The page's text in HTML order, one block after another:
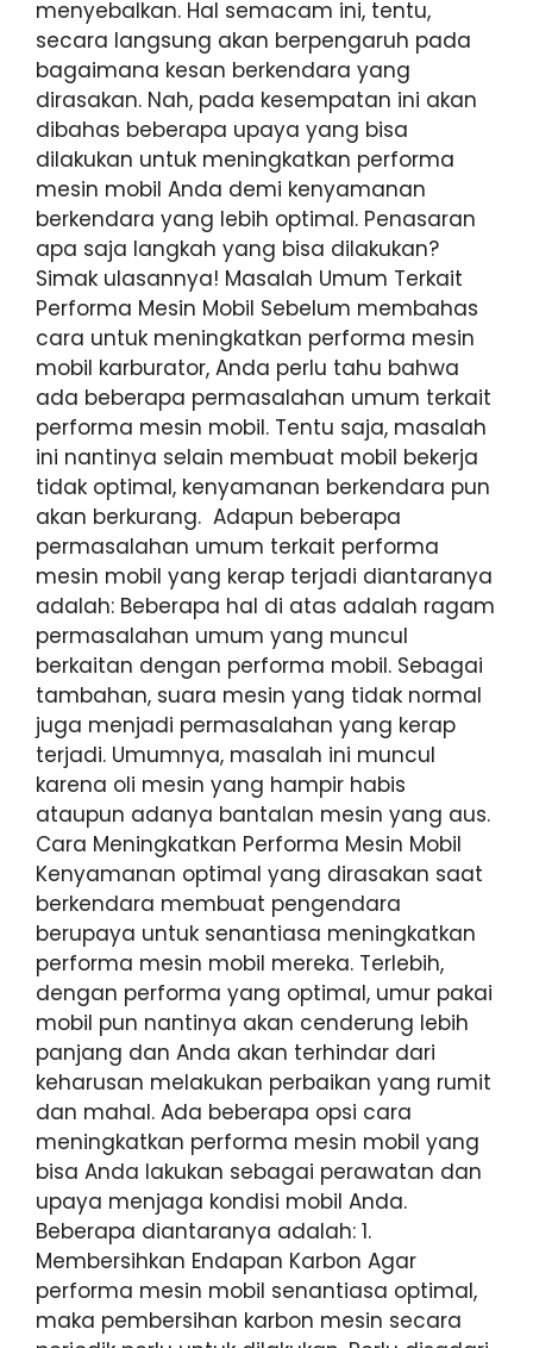
menyebalkan. Hal semacam ini, tentu,
secara langsung akan berpengaruh pada
bagaimana kesan berkendara yang
dirasakan. Nah, pada kesempatan ini akan
dibahas beberapa upaya yang bisa
dilakukan untuk meningkatkan performa
mesin mobil Anda demi kenyamanan
berkendara yang lebih optimal. Penasaran
apa saja langkah yang bisa dilakukan?
Simak ulasannya! Masalah Umum Terkait
Performa Mesin Mobil Sebelum membahas
cara untuk meningkatkan performa mesin
mobil karburator, Anda perlu tahu bahwa
ada beberapa permasalahan umum terkait
performa mesin mobil. Tentu saja, masalah
ini nantinya selain membuat mobil bekerja
tidak optimal, kenyamanan berkendara pun
akan berkurang. Adapun beberapa
permasalahan umum terkait performa
mesin mobil yang kerap terjadi diantaranya
adalah: Beberapa hal di atas adalah ragam
permasalahan umum yang muncul
berkaitan dengan performa mobil. Sebagai
tambahan, suara mesin yang tidak normal
juga menjadi permasalahan yang kerap
terjadi. Umumnya, masalah ini muncul
karena oli mesin yang hampir habis
ataupun adanya bantalan mesin yang aus.
Cara Meningkatkan Performa Mesin Mobil
Kenyamanan optimal yang dirasakan saat
berkendara membuat pengendara
berupaya untuk senantiasa meningkatkan
performa mesin mobil mereka. Terlebih,
dengan performa yang optimal, umur pakai
mobil pun nantinya akan cenderung lebih
panjang dan Anda akan terhindar dari
keharusan melakukan perbaikan yang rumit
dan mahal. Ada beberapa opsi cara
meningkatkan performa mesin mobil yang
bisa Anda lakukan sebagai perawatan dan
upaya menjaga kondisi mobil Anda.
Beberapa diantaranya adalah: 1.
Membersihkan Endapan Karbon Agar
performa mesin mobil senantiasa optimal,
maka pembersihan karbon mesin secara